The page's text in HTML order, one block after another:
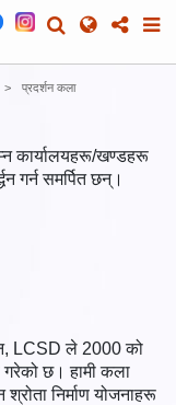
प्रदर्शन कला
कार्यालयहरू/खण्डहरू
गर्न समर्पित छन्।
LCSD ले 2000 को
गरेको छ। हामी कला
निर्माण योजनाहरू